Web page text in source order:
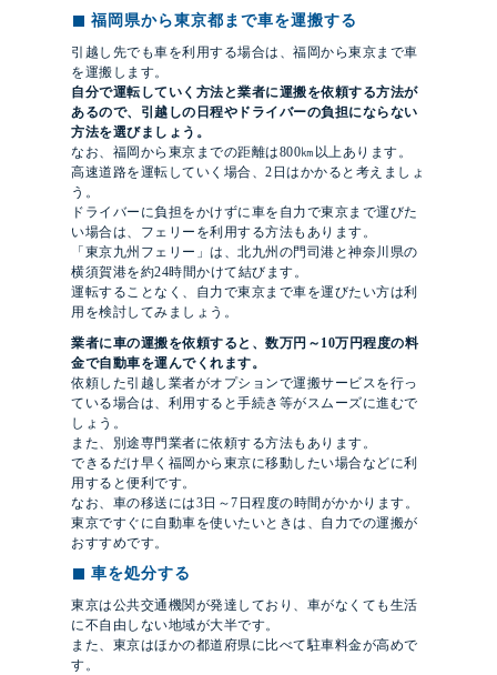
福岡県から東京都まで車を運搬する
引越し先でも車を利用する場合は、福岡から東京まで車
を運搬します。
自分で運転していく方法と業者に運搬を依頼する方法が
あるので、引越しの日程やドライバーの負担にならない
方法を選びましょう。
なお、福岡から東京までの距離は800㎞以上あります。
高速道路を運転していく場合、2日はかかると考えましょ
う。
ドライバーに負担をかけずに車を自力で東京まで運びた
い場合は、フェリーを利用する方法もあります。
「東京九州フェリー」は、北九州の門司港と神奈川県の
横須賀港を約24時間かけて結びます。
運転することなく、自力で東京まで車を運びたい方は利
用を検討してみましょう。
業者に車の運搬を依頼すると、数万円～10万円程度の料
金で自動車を運んでくれます。
依頼した引越し業者がオプションで運搬サービスを行っ
ている場合は、利用すると手続き等がスムーズに進むで
しょう。
また、別途専門業者に依頼する方法もあります。
できるだけ早く福岡から東京に移動したい場合などに利
用すると便利です。
なお、車の移送には3日～7日程度の時間がかかります。
東京ですぐに自動車を使いたいときは、自力での運搬が
おすすめです。
車を処分する
東京は公共交通機関が発達しており、車がなくても生活
に不自由しない地域が大半です。
また、東京はほかの都道府県に比べて駐車料金が高めで
す。